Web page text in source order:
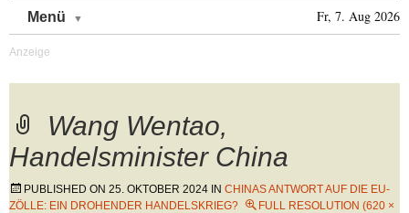
Menü Fr, 7. Aug 2026
Wang Wentao,
Handelsminister China
PUBLISHED ON 25. OKTOBER 2024 IN CHINAS ANTWORT AUF DIE EU-
ZÖLLE: EIN DROHENDER HANDELSKRIEG?
FULL RESOLUTION (620 ×